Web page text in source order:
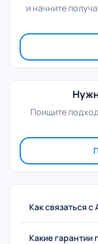
и начните
Поищите
Как связаться
Какие гарантии